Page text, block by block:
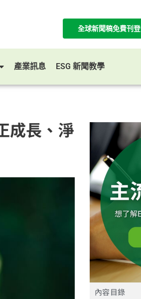
全球新聞稿免費刊登
產業訊息 ESG 新聞教學
成長、淨
內容目錄